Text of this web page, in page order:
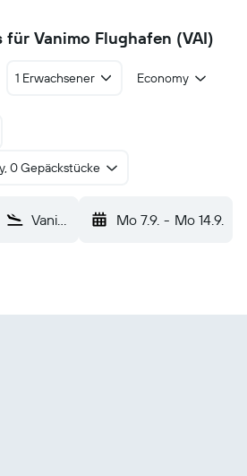
für Vanimo Flughafen (VAI)
1 Erwachsener
Economy
0 Gepäckstücke
Vanimo (VAI) Mo 7.9. - Mo 14.9.